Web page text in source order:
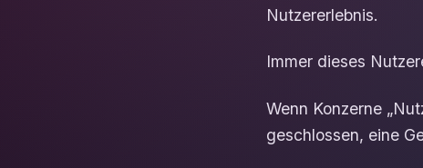
Nutzererlebnis.
Immer dieses
Wenn Konzerne
geschlossen, eine